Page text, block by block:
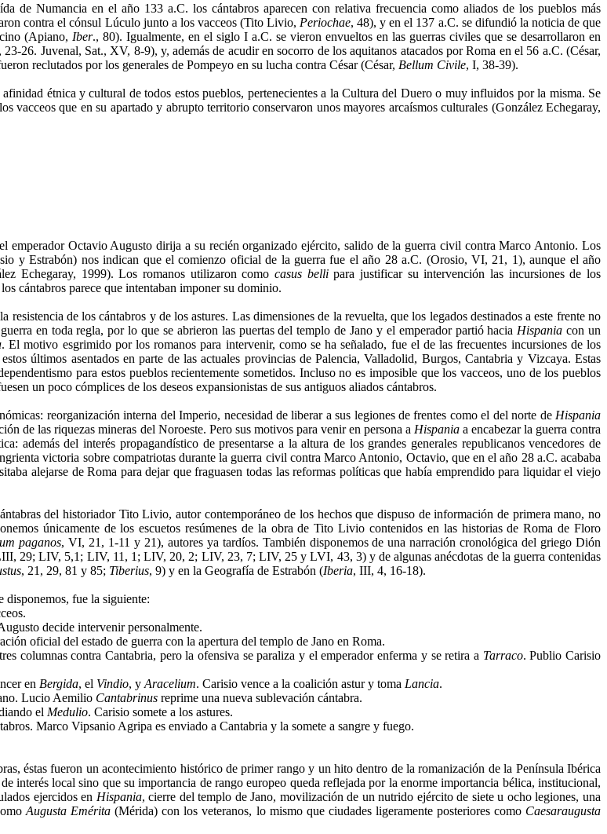
Numancia en el año 133 a.C. los cántabros aparecen con relativa frecuencia como aliados de los pueblos más
contra el cónsul Lúculo junto a los vacceos (Tito Livio, Periochae, 48), y en el 137 a.C. se difundió la noticia de que
(Apiano, Iber., 80). Igualmente, en el siglo I a.C. se vieron envueltos en las guerras civiles que se desarrollaron en
23-26. Juvenal, Sat., XV, 8-9), y, además de acudir en socorro de los aquitanos atacados por Roma en el 56 a.C. (César,
reclutados por los generales de Pompeyo en su lucha contra César (César, Bellum Civile, I, 38-39).
étnica y cultural de todos estos pueblos, pertenecientes a la Cultura del Duero o muy influidos por la misma. Se
vacceos que en su apartado y abrupto territorio conservaron unos mayores arcaísmos culturales (González Echegaray,
emperador Octavio Augusto dirija a su recién organizado ejército, salido de la guerra civil contra Marco Antonio. Los
y Estrabón) nos indican que el comienzo oficial de la guerra fue el año 28 a.C. (Orosio, VI, 21, 1), aunque el año
Echegaray, 1999). Los romanos utilizaron como casus bellipara justificar su intervención las incursiones de los
cántabros parece que intentaban imponer su dominio.
de los cántabros y de los astures. Las dimensiones de la revuelta, que los legados destinados a este frente no
en toda regla, por lo que se abrieron las puertas del templo de Jano y el emperador partió hacia Hispania con un
. El motivo esgrimido por los romanos para intervenir, como se ha señalado, fue el de las frecuentes incursiones de los
últimos asentados en parte de las actuales provincias de Palencia, Valladolid, Burgos, Cantabria y Vizcaya. Estas
para estos pueblos recientemente sometidos. Incluso no es imposible que los vacceos, uno de los pueblos
un poco cómplices de los deseos expansionistas de sus antiguos aliados cántabros.
reorganización interna del Imperio, necesidad de liberar a sus legiones de frentes como el del norte de Hispania
de las riquezas mineras del Noroeste. Pero sus motivos para venir en persona a Hispaniaa encabezar la guerra contra
además del interés propagandístico de presentarse a la altura de los grandes generales republicanos vencedores de
victoria sobre compatriotas durante la guerra civil contra Marco Antonio, Octavio, que en el año 28 a.C. acababa
alejarse de Roma para dejar que fraguasen todas las reformas políticas que había emprendido para liquidar el viejo
del historiador Tito Livio, autor contemporáneo de los hechos que dispuso de información de primera mano, no
únicamente de los escuetos resúmenes de la obra de Tito Livio contenidos en las historias de Roma de Floro
paganos, VI, 21, 1-11 y 21), autores ya tardíos. También disponemos de una narración cronológica del griego Dión
29; LIV, 5,1; LIV, 11, 1; LIV, 20, 2; LIV, 23, 7; LIV, 25 y LVI, 43, 3) y de algunas anécdotas de la guerra contenidas
, 21, 29, 81 y 85; Tiberius, 9) y en la Geografía de Estrabón (Iberia, III, 4, 16-18).
disponemos, fue la siguiente:
decide intervenir personalmente.
oficial del estado de guerra con la apertura del templo de Jano en Roma.
columnas contra Cantabria, pero la ofensiva se paraliza y el emperador enferma y se retira a Tarraco. Publio Carisio
en Bergida, el Vindio, y Aracelium. Carisio vence a la coalición astur y toma Lancia.
Lucio Aemilio Cantabrinus reprime una nueva sublevación cántabra.
el Medulio. Carisio somete a los astures.
Marco Vipsanio Agripa es enviado a Cantabria y la somete a sangre y fuego.
éstas fueron un acontecimiento histórico de primer rango y un hito dentro de la romanización de la Península Ibérica
interés local sino que su importancia de rango europeo queda reflejada por la enorme importancia bélica, institucional,
ejercidos en Hispania, cierre del templo de Jano, movilización de un nutrido ejército de siete u ocho legiones, una
Augusta Emérita (Mérida) con los veteranos, lo mismo que ciudades ligeramente posteriores como Caesaraugusta